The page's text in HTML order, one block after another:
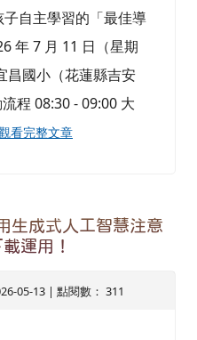
自主學習的「最佳導
年 7 月 11 日（星期
昌國小（花蓮縣吉安
程 08:30 - 09:00 大
看完整文章
生成式人工智慧注意
運用！
05-13 | 點閱數： 311